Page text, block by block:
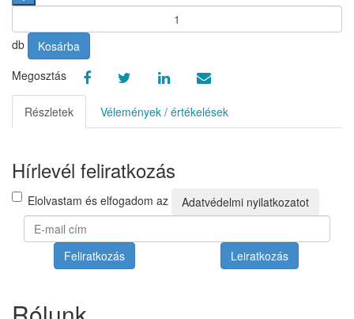
db
Kosárba
Megosztás
Részletek Vélemények / értékelések
Hírlevél feliratkozás
Elolvastam és elfogadom az Adatvédelmi nyilatkozatot
Feliratkozás Leiratkozás